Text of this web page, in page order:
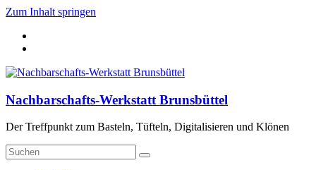
Zum Inhalt springen
Nachbarschafts-Werkstatt Brunsbüttel
Der Treffpunkt zum Basteln, Tüfteln, Digitalisieren und Klönen